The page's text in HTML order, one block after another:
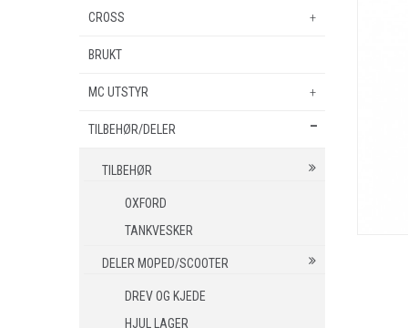
PEUGEOT
EL. SPARKESYKKEL
CROSS
MINICROSS
BRUKT
MC UTSTYR
SHOEI HJELMER
VISIR
NOLAN HJELMER
VISIR
HJC HJELMER
VISIR
TILBEHØR/DELER
TILBEHØR
OXFORD
TANKVESKER
DELER MOPED/SCOOTER
DREV OG KJEDE
HJUL LAGER